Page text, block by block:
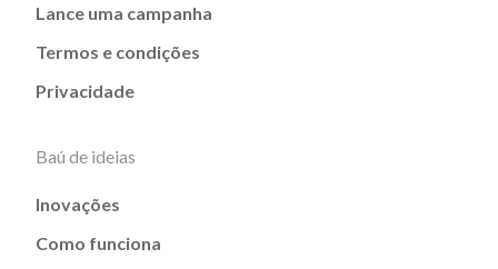
Lance uma campanha
Termos e condições
Privacidade
Baú de ideias
Inovações
Como funciona